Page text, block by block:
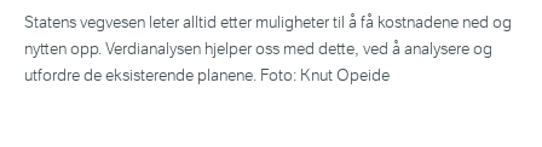
Statens vegvesen leter alltid etter muligheter til å få kostnadene ned og
nytten opp. Verdianalysen hjelper oss med dette, ved å analysere og
utfordre de eksisterende planene. Foto: Knut Opeide